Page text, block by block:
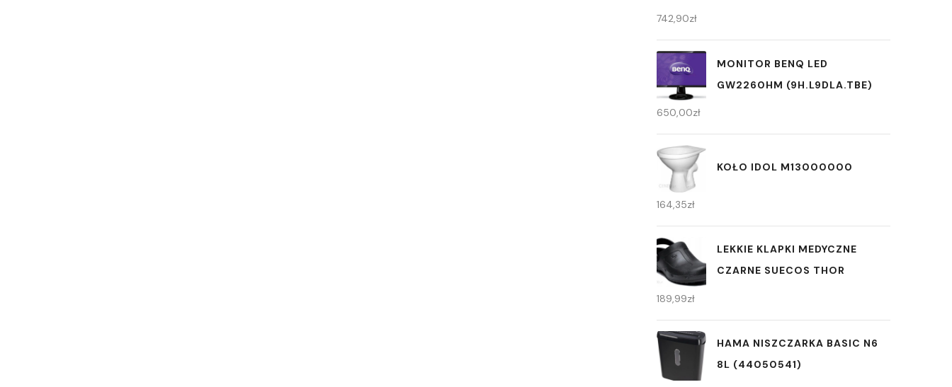
742,90zł
MONITOR BENQ LED
GW2260HM (9H.L9DLA.TBE)
650,00zł
KOŁO IDOL M13000000
164,35zł
LEKKIE KLAPKI MEDYCZNE
CZARNE SUECOS THOR
189,99zł
HAMA NISZCZARKA BASIC N6
8L (44050541)